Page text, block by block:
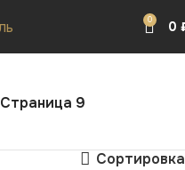
0 0
Страница 9
Сортировка